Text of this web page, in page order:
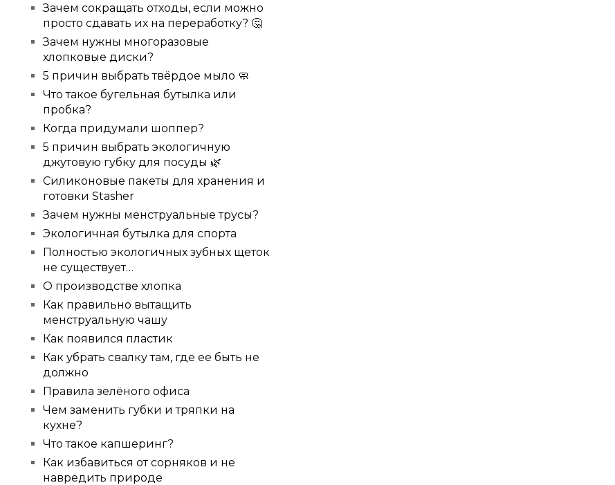
Зачем сокращать отходы, если можно
просто сдавать их на переработку? 🤔
Зачем нужны многоразовые
хлопковые диски?
5 причин выбрать твёрдое мыло 🧼
Что такое бугельная бутылка или
пробка?
Когда придумали шоппер?
5 причин выбрать экологичную
джутовую губку для посуды 🌿
Силиконовые пакеты для хранения и
готовки Stasher
Зачем нужны менструальные трусы?
Экологичная бутылка для спорта
Полностью экологичных зубных щеток
не существует…
О производстве хлопка
Как правильно вытащить
менструальную чашу
Как появился пластик
Как убрать свалку там, где ее быть не
должно
Правила зелёного офиса
Чем заменить губки и тряпки на
кухне?
Что такое капшеринг?
Как избавиться от сорняков и не
навредить природе